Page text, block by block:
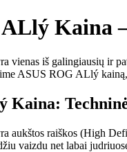
Kaina
vienas iš galingiausių ir
ASUS ROG ALlý
Kaina:
aukštos raiškos (High
vaizdu net labai